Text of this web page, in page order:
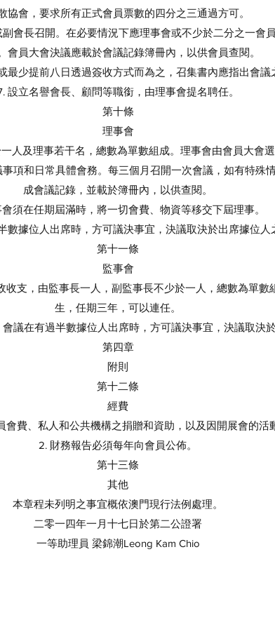
協會，要求所有正式會員票數的四分之三通過方可。
會長召開。在必要情況下應理事會或不少於二分之一會
會員大會決議應載於會議記錄簿冊內，以供會員查閱。
最少提前八日透過簽收方式而為之，召集書內應指出會議
設立名譽會長、顧問等職銜，由理事會提名聘任。
第十條
理事會
人及理事若干名，總數為單數組成。理事會由會員大會
項和日常具體會務。每三個月召開一次會議，如有特殊
成會議記錄，並載於簿冊內，以供查閱。
會須在任期屆滿時，將一切會費、物資等移交下屆理事。
數據位人出席時，方可議決事宜，決議取決於出席據位人
第十一條
監事會
收支，由監事長一人，副監事長不少於一人，總數為單
生，任期三年，可以連任。
議在有過半數據位人出席時，方可議決事宜，決議取決
第四章
附則
第十二條
經費
會費、私人和公共機構之捐贈和資助，以及因開展會的活
2. 財務報告必須每年向會員公佈。
第十三條
其他
本章程未列明之事宜概依澳門現行法例處理。
二零一四年一月十七日於第二公證署
一等助理員 梁錦潮Leong Kam Chio